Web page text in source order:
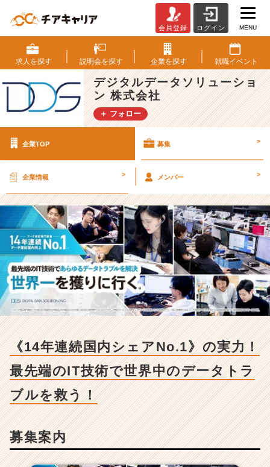
ジ
タ
ル
デ
ー
タ
ソ
ー
ン
株
式
会
社
の
採
用/
人
4
連
ア
N
会員登録 ログイン MENU
求人を探す 説明会を探す 企業を探す 就職イベント
デジタルデータソリューショ
ン 株式会社
＋ フォロー
企業TOP 募集 >
企業情報 > メンバー >
《14年連続国内シェアNo.1》の実力！
最先端のIT技術で世界中のデータトラ
ブルを救う！
募集案内